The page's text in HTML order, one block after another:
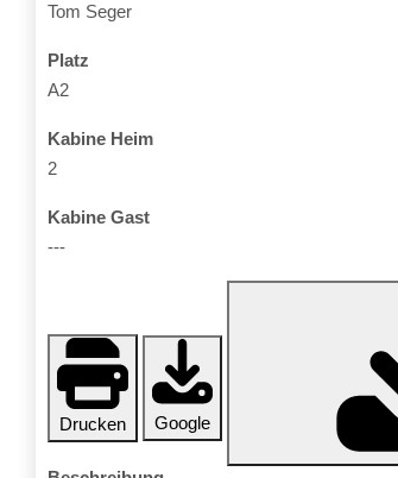
Tom Seger
Platz
A2
Kabine Heim
2
Kabine Gast
---
Drucken Google